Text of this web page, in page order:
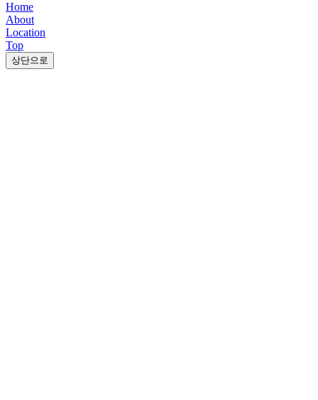
Home
About
Location
Top
상단으로